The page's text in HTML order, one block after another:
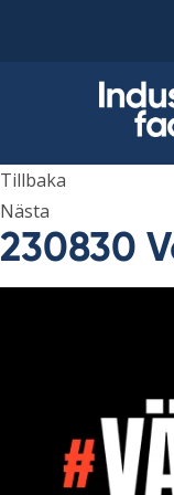
Tillbaka
Nästa
230830